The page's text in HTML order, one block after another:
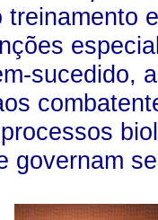
treinamento
sucedido,
governam